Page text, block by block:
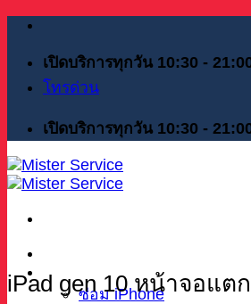
Skip
contentเปิดบริการทุกวัน 10:30 -
โทรด่วน
เปิดบริการทุกวัน 10:30 -
บริการของเรา
ซ่อม iPhone
iPad gen 10 หน้าจอแต